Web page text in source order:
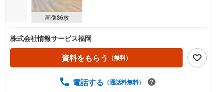
画像36枚
株式会社情報サービス福岡
資料をもらう （無料）
電話する （通話料無料）